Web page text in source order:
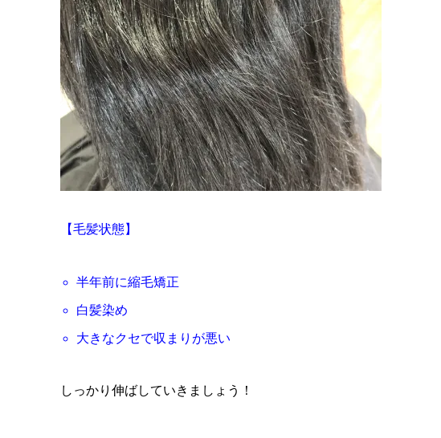
【毛髪状態】
半年前に縮毛矯正
白髪染め
大きなクセで収まりが悪い
しっかり伸ばしていきましょう！